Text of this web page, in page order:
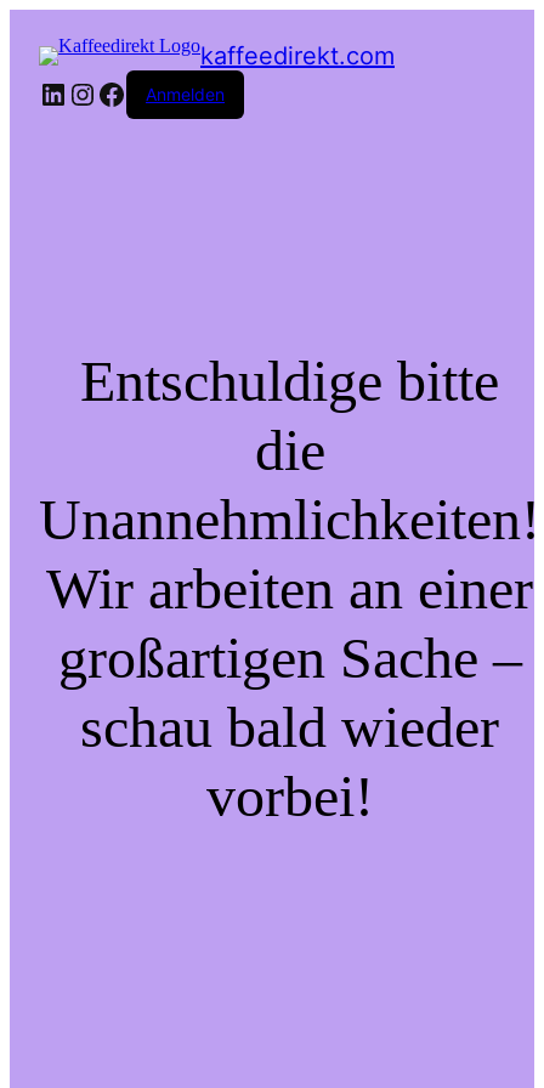
kaffeedirekt.com
LinkedIn
Instagram
Facebook
Anmelden
Entschuldige bitte
die
Unannehmlichkeiten!
Wir arbeiten an einer
großartigen Sache –
schau bald wieder
vorbei!